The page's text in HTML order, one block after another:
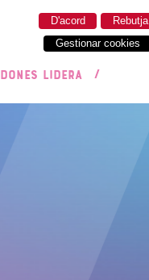
Rebutja
D'acord
Gestionar cookies
DONES LIDERA